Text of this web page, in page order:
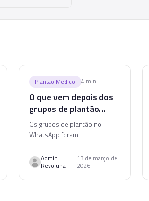
Plantao Medico 4 min
O que vem depois dos
grupos de plantão
médico no WhatsApp
Os grupos de plantão no
WhatsApp foram
mercado está evoluindo.
Entenda o que vem a seguir e
como se preparar para a
Admin
Revoluna
·13 de março de
2026